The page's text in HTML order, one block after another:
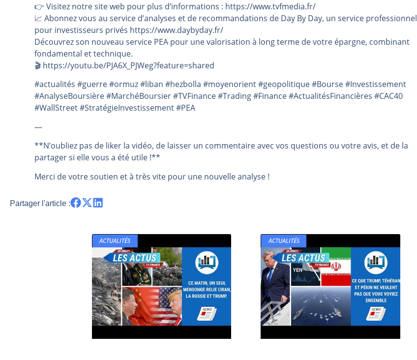
👉️ Visitez notre site web pour plus d’informations : https://www.tvfmedia.fr/
📈 Abonnez vous au service d’analyses et de recommandations de Day By Day, un service professionnel
pour investisseurs privés https://www.daybyday.fr/
Découvrez son nouveau service PEA pour une valorisation à long terme de votre épargne, combinant
fondamental et technique.
🎬️ https://youtu.be/PJA6X_PJWeg?feature=shared
#actualités #guerre #ormuz #liban #hezbolla #moyenorient #geopolitique #Bourse #Investissement
#AnalyseBoursière #MarchéBoursier #TVFinance #Trading #Finance #ActualitésFinancières #CAC40
#WallStreet #StratégieInvestissement #PEA
—
**N’oubliez pas de liker la vidéo, de laisser un commentaire avec vos questions ou votre avis, et de la
partager si elle vous a été utile !**
Merci de votre soutien et à très vite pour une nouvelle analyse !
Partager l'article :
ACTUALITÉS ACTUALITÉS